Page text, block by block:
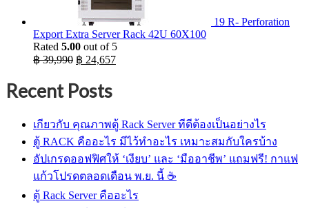
19 R- Perforation
Export Extra Server Rack 42U 60X100
Rated 5.00 out of 5
฿39,990 Original
was:
฿ 39,990.
฿ 24,657Current
Recent Posts
เกียวกับ คุณภาพตู้ Rack Server ทีดีต้องเป็นอย่างไร
ตู้ RACK คืออะไร มีไว้ทำอะไร เหมาะสมกับใครบ้าง
อัปเกรดออฟฟิศให้ ‘เงียบ’ และ ‘มืออาชีพ’ แถมฟรี! กาแฟ
แก้วโปรดตลอดเดือน พ.ย. นี้ ☕
ตู้ Rack Server คืออะไร